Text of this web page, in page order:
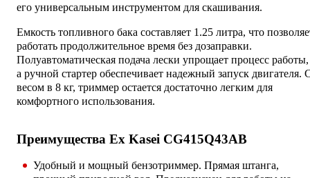
его универсальным инструментом для скашивания.
Емкость топливного бака составляет 1.25 литра, что
работать продолжительное время без дозаправки.
Полуавтоматическая подача лески упрощает процесс работы,
а ручной стартер обеспечивает надежный запуск двигателя.
весом в 8 кг, триммер остается достаточно легким для
комфортного использования.
Преимущества Ex Kasei CG415Q43AB
Удобный и мощный бензотриммер. Прямая штанга,